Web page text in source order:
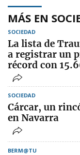
MÁS EN
SOCIEDAD
La lista de
a registrar un
récord con
SOCIEDAD
Cárcar, un
en Navarra
BERM@TU